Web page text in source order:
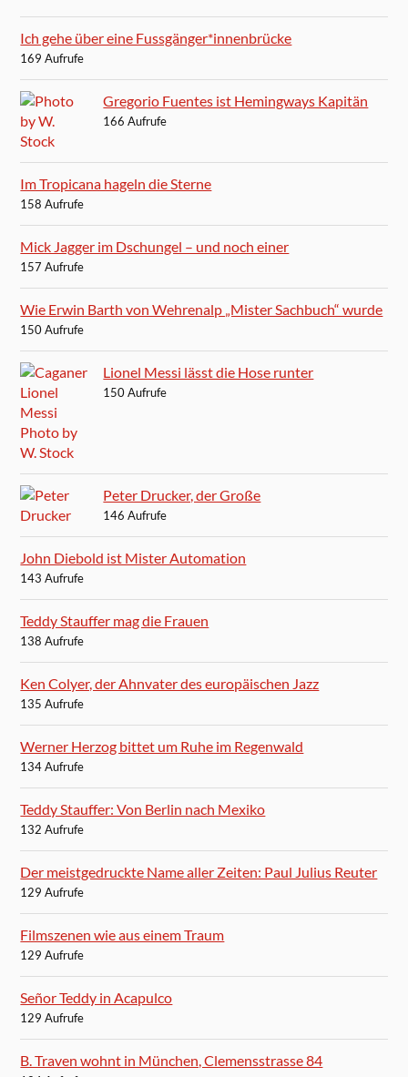
Ich gehe über eine Fussgänger*innenbrücke
169 Aufrufe
Gregorio Fuentes ist Hemingways Kapitän
166 Aufrufe
Im Tropicana hageln die Sterne
158 Aufrufe
Mick Jagger im Dschungel – und noch einer
157 Aufrufe
Wie Erwin Barth von Wehrenalp „Mister Sachbuch“ wurde
150 Aufrufe
Lionel Messi lässt die Hose runter
150 Aufrufe
Peter Drucker, der Große
146 Aufrufe
John Diebold ist Mister Automation
143 Aufrufe
Teddy Stauffer mag die Frauen
138 Aufrufe
Ken Colyer, der Ahnvater des europäischen Jazz
135 Aufrufe
Werner Herzog bittet um Ruhe im Regenwald
134 Aufrufe
Teddy Stauffer: Von Berlin nach Mexiko
132 Aufrufe
Der meistgedruckte Name aller Zeiten: Paul Julius Reuter
129 Aufrufe
Filmszenen wie aus einem Traum
129 Aufrufe
Señor Teddy in Acapulco
129 Aufrufe
B. Traven wohnt in München, Clemensstrasse 84